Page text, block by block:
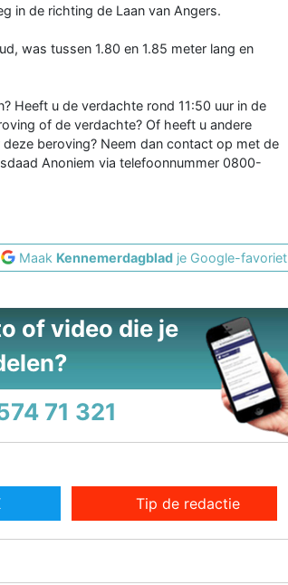
in de richting de Laan van Angers.
was tussen 1.80 en 1.85 meter lang en
Heeft u de verdachte rond 11:50 uur in de
of de verdachte? Of heeft u andere
beroving? Neem dan contact op met de
Anoniem via telefoonnummer 0800-
Maak Kennemerdagblad je Google-favoriet
of video die je
71 321
Tip de redactie